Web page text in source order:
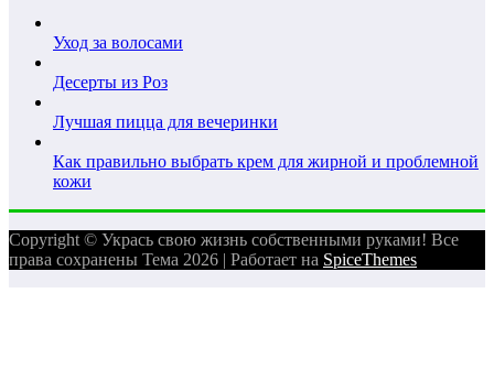
Уход за волосами
Десерты из Роз
Лучшая пицца для вечеринки
Как правильно выбрать крем для жирной и проблемной
кожи
Copyright © Укрась свою жизнь собственными руками! Все
права сохранены Тема 2026 | Работает на SpiceThemes